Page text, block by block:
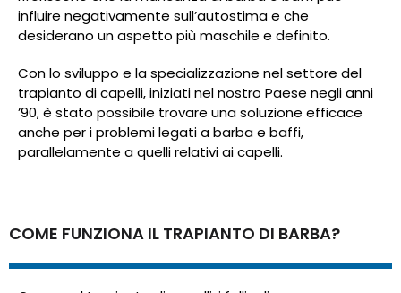
influire negativamente sull’autostima e che
desiderano un aspetto più maschile e definito.
Con lo sviluppo e la specializzazione nel settore del
trapianto di capelli, iniziati nel nostro Paese negli anni
’90, è stato possibile trovare una soluzione efficace
anche per i problemi legati a barba e baffi,
parallelamente a quelli relativi ai capelli.
COME FUNZIONA IL TRAPIANTO DI BARBA?